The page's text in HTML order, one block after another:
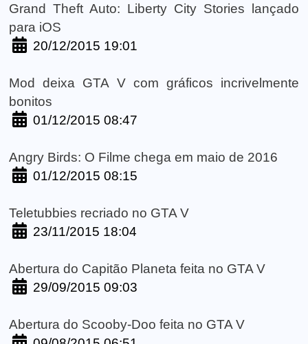
Grand Theft Auto: Liberty City Stories lançado
para iOS
20/12/2015 19:01
Mod deixa GTA V com gráficos incrivelmente
bonitos
01/12/2015 08:47
Angry Birds: O Filme chega em maio de 2016
01/12/2015 08:15
Teletubbies recriado no GTA V
23/11/2015 18:04
Abertura do Capitão Planeta feita no GTA V
29/09/2015 09:03
Abertura do Scooby-Doo feita no GTA V